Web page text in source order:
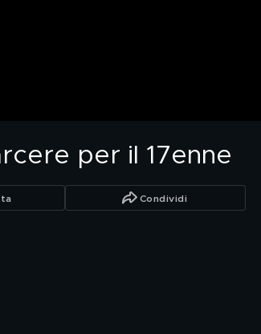
per il 17enne
Condividi